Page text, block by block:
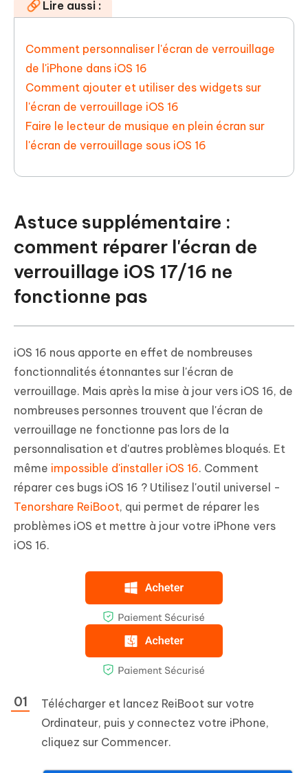
Lire aussi :
Comment personnaliser l'écran de verrouillage
de l'iPhone dans iOS 16
Comment ajouter et utiliser des widgets sur
l'écran de verrouillage iOS 16
Faire le lecteur de musique en plein écran sur
l'écran de verrouillage sous iOS 16
Astuce supplémentaire :
comment réparer l'écran de
verrouillage iOS 17/16 ne
fonctionne pas
iOS 16 nous apporte en effet de nombreuses
fonctionnalités étonnantes sur l'écran de
verrouillage. Mais après la mise à jour vers iOS 16, de
nombreuses personnes trouvent que l'écran de
verrouillage ne fonctionne pas lors de la
personnalisation et d'autres problèmes bloqués. Et
même impossible d'installer iOS 16. Comment
réparer ces bugs iOS 16 ? Utilisez l'outil universel -
Tenorshare ReiBoot, qui permet de réparer les
problèmes iOS et mettre à jour votre iPhone vers
iOS 16.
Télécharger et lancez ReiBoot sur votre
Ordinateur, puis y connectez votre iPhone,
cliquez sur Commencer.